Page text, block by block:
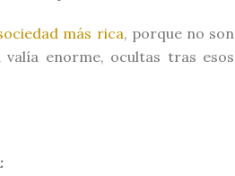
más rica, porque no son
enorme, ocultas tras esos